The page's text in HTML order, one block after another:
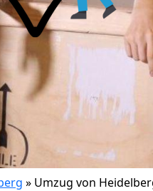
» Umzug von